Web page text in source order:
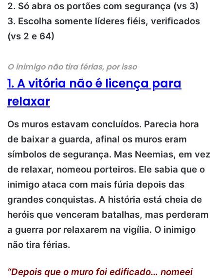
2. Só abra os portões com segurança (vs 3)
3. Escolha somente líderes fiéis, verificados
(vs 2 e 64)
O inimigo não tira férias, por isso
1. A vitória não é licença para
relaxar
Os muros estavam concluídos. Parecia hora
de baixar a guarda, afinal os muros eram
símbolos de segurança. Mas Neemias, em vez
de relaxar, nomeou porteiros. Ele sabia que o
inimigo ataca com mais fúria depois das
grandes conquistas. A história está cheia de
heróis que venceram batalhas, mas perderam
a guerra por relaxarem na vigília. O inimigo
não tira férias.
“Depois que o muro foi edificado… nomeei